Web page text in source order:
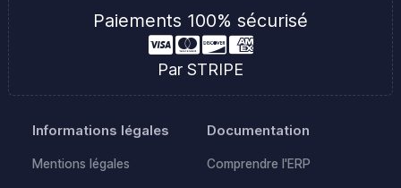
Paiements 100% sécurisé
Par STRIPE
Informations légales
Mentions légales
Documentation
Comprendre l'ERP